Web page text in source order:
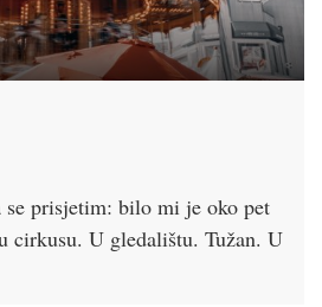
se prisjetim: bilo mi je oko pet
cirkusu. U gledalištu. Tužan. U